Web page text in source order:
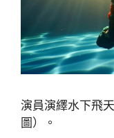
演員演繹水下飛
圖）。